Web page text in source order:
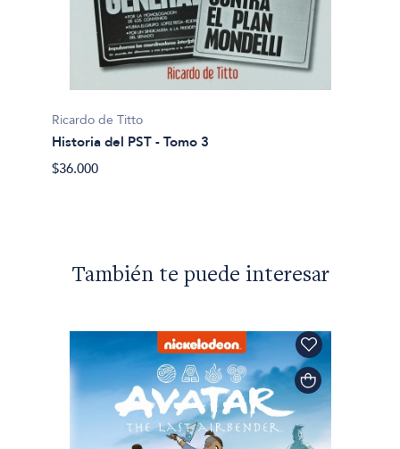
Ricardo de Titto
Historia del PST - Tomo 3
$36.000
También te puede interesar